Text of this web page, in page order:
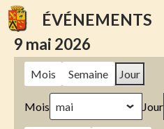
TO
CONTENTÉVÉNEMENTS
9 mai 2026
Mois Semaine Jour
Mois Jour